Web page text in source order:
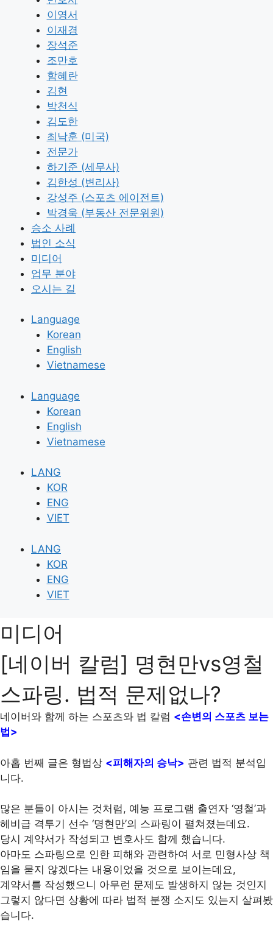
이영서
이재경
장석준
조만호
함혜란
김현
박천식
김도한
최낙훈 (미국)
전문가
하기준 (세무사)
김한성 (변리사)
강성주 (스포츠 에이전트)
박경욱 (부동산 전문위원)
승소 사례
법인 소식
미디어
업무 분야
오시는 길
Language
Korean
English
Vietnamese
Language
Korean
English
Vietnamese
LANG
KOR
ENG
VIET
LANG
KOR
ENG
VIET
미디어
[네이버 칼럼] 명현만vs영철
스파링. 법적 문제없나?
네이버와 함께 하는 스포츠와 법 칼럼 <손변의 스포츠 보는
법>
아홉 번째 글은 형법상 <피해자의 승낙> 관련 법적 분석입
니다.
많은 분들이 아시는 것처럼, 예능 프로그램 출연자 ‘영철’과
헤비급 격투기 선수 ‘명현만’의 스파링이 펼쳐졌는데요.
당시 계약서가 작성되고 변호사도 함께 했습니다.
아마도 스파링으로 인한 피해와 관련하여 서로 민형사상 책
임을 묻지 않겠다는 내용이었을 것으로 보이는데요,
계약서를 작성했으니 아무런 문제도 발생하지 않는 것인지
그렇지 않다면 상황에 따라 법적 분쟁 소지도 있는지 살펴봤
습니다.